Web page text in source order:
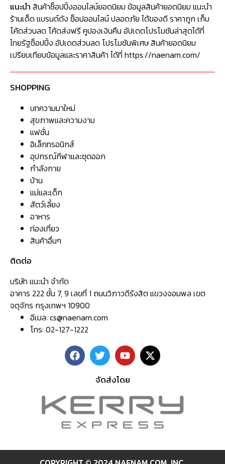
แนะนำ สินค้าช็อปปิ้งออนไลน์ยอดนิยม ข้อมูลสินค้ายอดนิยม แนะนำ
ร้านเด็ด แบรนด์ดัง ช็อปออนไลน์ ปลอดภัย ได้ของดี ราคาถูก เก็บ
โค้ดส่วนลด โค้ดส่งฟรี คูปองเงินคืน อัปเดตโปรโมชันล่าสุดได้ที่
ไทยรัฐช็อปปิ้ง อัปเดตส่วนลด โปรโมชันพิเศษ สินค้ายอดนิยม
เปรียบเทียบข้อมูลและราคาสินค้า ได้ที่ https://naenam.com/
SHOPPING
บทความมาใหม่
สุขภาพและความงาม
แฟชั่น
อิเล็กทรอนิกส์
อุปกรณ์กีฬาและชุดออก
กำลังกาย
บ้าน
แม่และเด็ก
สัตว์เลี้ยง
อาหาร
ท่องเที่ยว
สินค้าอื่นๆ
ติดต่อ
บริษัท แนะนำ จำกัด
อาคาร 222 ชั้น 7, 9 เลขที่ 1 ถนนวิภาวดีรังสิต แขวงจอมพล เขต
จตุจักร กรุงเทพฯ 10900
อีเมล: cs@naenam.com
โทร: 02-127-1222
จัดส่งโดย